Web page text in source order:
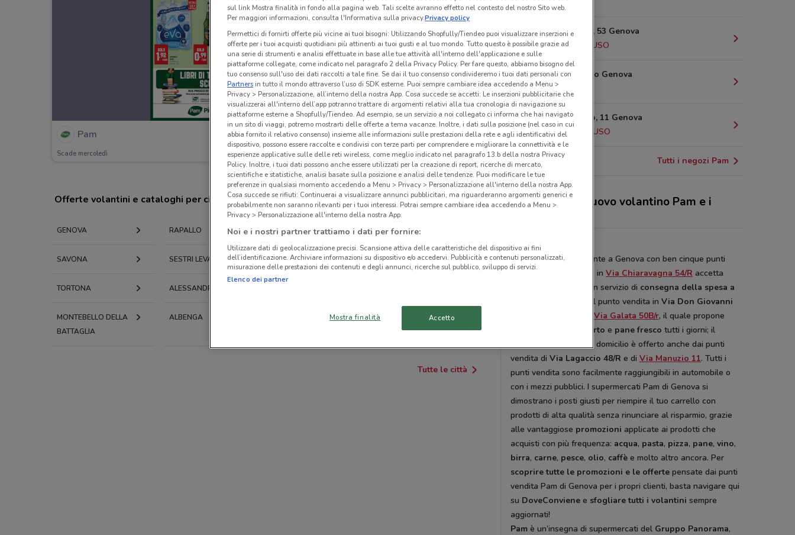
Pam
Scade mercoledì 2.1 km
Offerte volantini e cataloghi per città nelle vicinanze
GENOVA RAPALLO CHIAVARI SERRAVALLE SCRIVIA
SAVONA SESTRI LEVANTE NOVI LIGURE ACQUI TERME
TORTONA ALESSANDRIA
MONTEBELLO DELLA
BATTAGLIA
ALBENGA ISOLA D'ASTI
Tutte le città
Via Ruspoli, 53 Genova
944 m
CHIUSO
Corso Torino Genova
1 km
Via Manuzio, 11 Genova
2.1 km
CHIUSO
Tutti i negozi Pam
Gli sconti del nuovo volantino Pam e i
Pam Genova
Il gruppo Pam è presente a Genova con ben cinque punti
vendita: il negozio sito inVia Chiaravagna 54/R accetta
e offre un servizio di consegna della spesa a
, così come il punto vendita inVia Don Giovanni
e quello diVia Galata 50B/r, il quale propone
menù da asporto e pane fresco tutti i giorni; il
servizio di consegna a domicilio è offerto anche dai punti
vendita diVia Lagaccio 48/R e di Via Manuzio 11. Tutti i
punti vendita sono facilmente raggiungibili in automobile o
con i mezzi pubblici. I supermercati Pam di Genova si
dimostrano i posti giusti per riempire il tuo carrello con
prodotti di alta qualità senza rinunciare al risparmio, grazie
alle vantaggiose promozioni applicate ai prodotti che
acquisti con più frequenza: acqua, pasta, pizza, pane,vino,
birra, carne, pesce, olio, caffè e molto altro ancora. Per
scoprire tutte le promozioni e le offerte pensate dai punti
vendita Pam di Genova per i propri clienti, basta navigare qui
su DoveConviene e sfogliare tutti i volantini sempre
aggiornati!
Pam è un’insegna di supermercati del Gruppo Panorama,
sul link Mostra finalità in fondo alla pagina web. Tali scelte avranno effetto nel contesto del nostro Sito web.
Per maggiori informazioni, consulta l'Informativa sulla privacy.Privacy policy
Permettici di fornirti offerte più vicine ai tuoi bisogni: Utilizzando Shopfully/Tiendeo puoi visualizzare inserzioni e
offerte per i tuoi acquisti quotidiani più attinenti ai tuoi gusti e al tuo mondo. Tutto questo è possibile grazie ad
una serie di strumenti e analisi effettuate in base alle tue attività all'interno dell'applicazione e sulle
piattaforme collegate, come indicato nel paragrafo 2 della Privacy Policy. Per fare questo, abbiamo bisogno del
tuo consenso sull'uso dei dati raccolti a tale fine. Se dai il tuo consenso condivideremo i tuoi dati personali con
Partnersin tutto il mondo attraverso l’uso di SDK esterne. Puoi sempre cambiare idea accedendo a Menu >
Privacy > Personalizzazione, all’interno della nostra App. Cosa succede se accetti: Le inserzioni pubblicitarie che
visualizzerai all'interno dell’app potranno trattare di argomenti relativi alla tua cronologia di navigazione su
piattaforme esterne a Shopfully/Tiendeo. Ad esempio, se un servizio a noi collegato ci informa che hai navigato
in un sito di viaggi, potremo mostrarti delle offerte a tema vacanze. Inoltre, i dati sulla posizione (nel caso in cui
abbia fornito il relativo consenso) insieme alle informazioni sulle prestazioni della rete e agli identificativi del
dispositivo, possono essere raccolte e condivisi con terze parti per comprendere e migliorare la connettività e le
esperienze applicative sulle delle reti wireless, come meglio indicato nel paragrafo 13.b della nostra Privacy
Policy. Inoltre, i tuoi dati possono anche essere utilizzati per la creazione di report, ricerche di mercato,
scientifiche e statistiche, analisi basate sulla posizione e analisi delle tendenze. Puoi modificare le tue
preferenze in qualsiasi momento accedendo a Menu > Privacy > Personalizzazione all'interno della nostra App.
Cosa succede se rifiuti: Continuerai a visualizzare annunci pubblicitari, ma riguarderanno argomenti generici e
probabilmente non saranno rilevanti per i tuoi interessi. Potrai sempre cambiare idea accedendo a Menu >
Privacy > Personalizzazione all'interno della nostra App.
Noi e i nostri partner trattiamo i dati per fornire:
Utilizzare dati di geolocalizzazione precisi. Scansione attiva delle caratteristiche del dispositivo ai fini
dell’identificazione. Archiviare informazioni su dispositivo e/o accedervi. Pubblicità e contenuti personalizzati,
misurazione delle prestazioni dei contenuti e degli annunci, ricerche sul pubblico, sviluppo di servizi.
Elenco dei partner
Mostra finalità Accetto